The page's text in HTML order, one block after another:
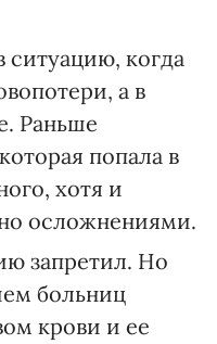
ситуацию, когда
а в
Раньше
попала в
хотя и
осложнениями.
запретил. Но
больниц
крови и ее